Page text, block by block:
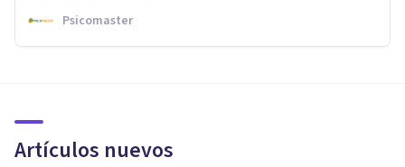
Psicomaster
Artículos nuevos